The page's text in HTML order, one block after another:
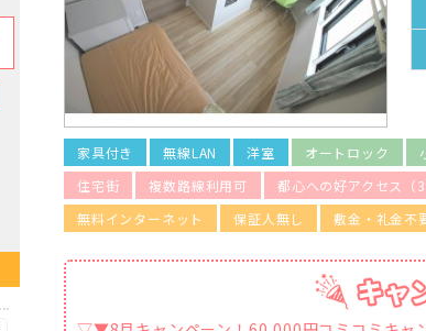
家具付き 無線LAN 洋室 オートロック
住宅街
複数路線利用可 都心への好アクセス（
無料インターネット
保証人無し 敷金・礼金不